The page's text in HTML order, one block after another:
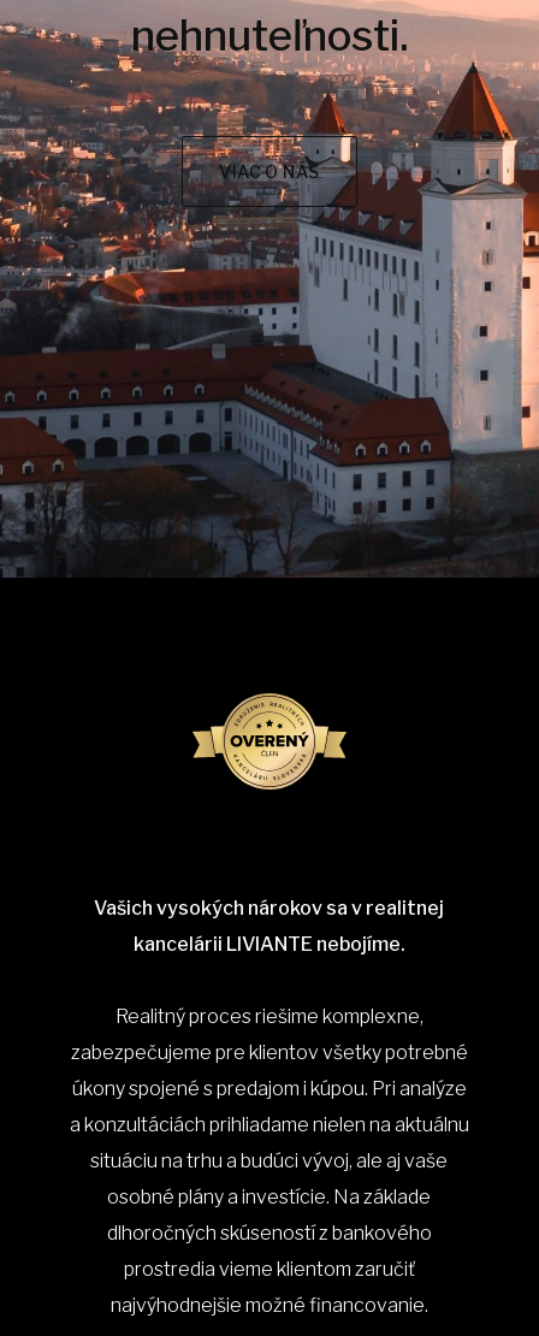
nehnuteľnosti.
VIAC O NÁS
Vašich vysokých nárokov sa v realitnej
kancelárii LIVIANTE nebojíme.
Realitný proces riešime komplexne,
zabezpečujeme pre klientov všetky potrebné
úkony spojené s predajom i kúpou. Pri analýze
a konzultáciách prihliadame nielen na aktuálnu
situáciu na trhu a budúci vývoj, ale aj vaše
osobné plány a investície. Na základe
dlhoročných skúseností z bankového
prostredia vieme klientom zaručiť
najvýhodnejšie možné financovanie.